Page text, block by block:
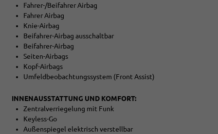
Fahrer-/Beifahrer Airbag
Fahrer Airbag
Knie-Airbag
Beifahrer-Airbag ausschaltbar
Beifahrer-Airbag
Seiten-Airbags
Kopf-Airbags
Umfeldbeobachtungssystem (Front Assist)
INNENAUSSTATTUNG UND KOMFORT:
Zentralverriegelung mit Funk
Keyless-Go
Außenspiegel elektrisch verstellbar